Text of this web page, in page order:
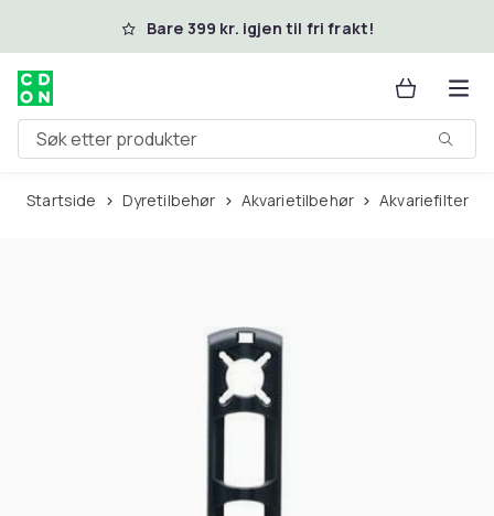
Hopp til hovedinnholdBare 399 kr. igjen til fri frakt!
Søk etter produkter
Startside Dyretilbehør Akvarietilbehør Akvariefilter